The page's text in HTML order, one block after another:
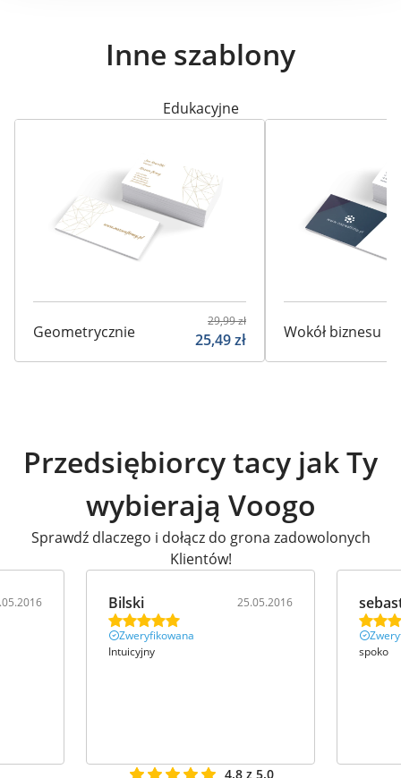
Inne szablony
Edukacyjne
Geometrycznie
29,99zł
25,49zł Wokół biznesu
Przedsiębiorcy tacy jak Ty
wybierają Voogo
Sprawdź dlaczego i dołącz do grona zadowolonych
Klientów!
Bilski 25.05.2016
Zweryfikowana
Intuicyjny
spoko
4.8 z 5.0